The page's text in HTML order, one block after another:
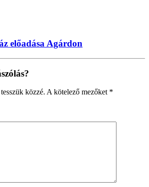
előadása Agárdon
közzé. A kötelező mezőket *